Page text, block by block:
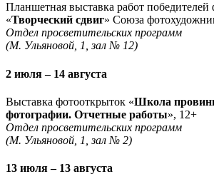
Планшетная выставка работ победителей
«Творческий сдвиг» Союза
Отдел просветительских программ
(М. Ульяновой, 1, зал № 12)
2 июля – 14 августа
Выставка фотооткрыток «Школа
фотографии. Отчетные работы», 12+
Отдел просветительских программ
(М. Ульяновой, 1, зал № 2)
13 июля – 13 августа